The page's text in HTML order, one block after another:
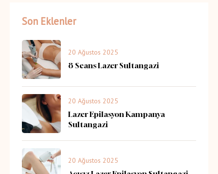
Son Eklenler
20 Ağustos 2025
8 Seans Lazer Sultangazi
20 Ağustos 2025
Lazer Epilasyon Kampanya
Sultangazi
20 Ağustos 2025